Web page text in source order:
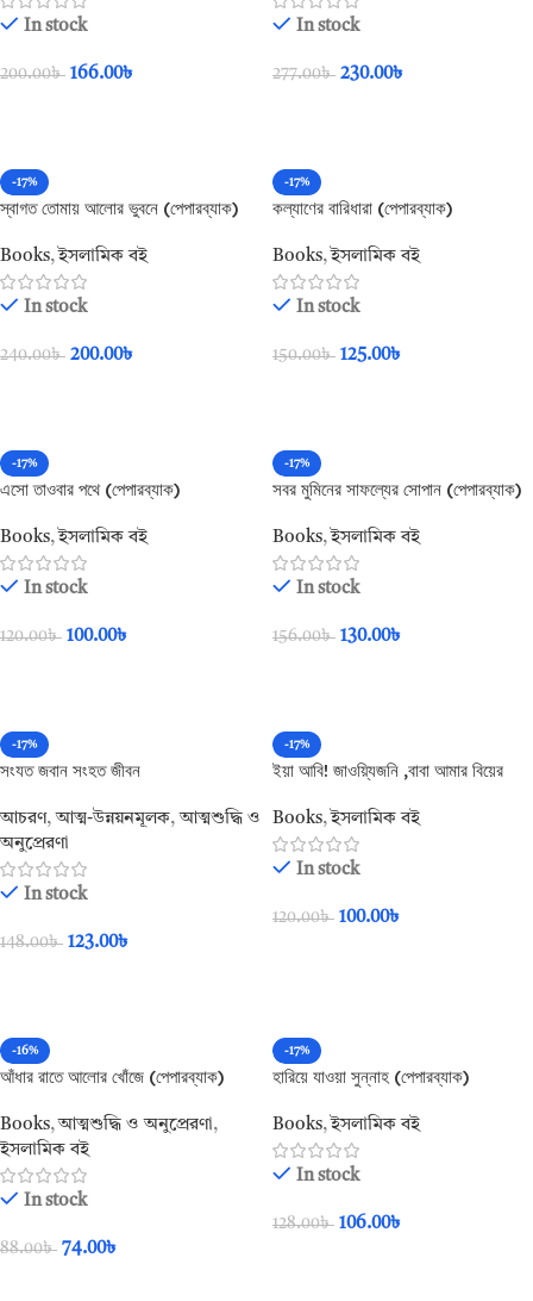
In stock
200.00৳ 166.00৳
In stock
277.00৳ 230.00৳
-17%
স্বাগত তোমায় আলোর ভুবনে (পেপারব্যাক)
Books, ইসলামিক বই
In stock
240.00৳ 200.00৳
-17%
কল্যাণের বারিধারা (পেপারব্যাক)
Books, ইসলামিক বই
In stock
150.00৳ 125.00৳
-17%
এসো তাওবার পথে (পেপারব্যাক)
Books, ইসলামিক বই
In stock
120.00৳ 100.00৳
-17%
সবর মুমিনের সাফল্যের সোপান (পেপারব্যাক)
Books, ইসলামিক বই
In stock
156.00৳ 130.00৳
-17%
সংযত জবান সংহত জীবন
আচরণ, আত্ম-উন্নয়নমূলক, আত্মশুদ্ধি ও
অনুপ্রেরণা
In stock
148.00৳ 123.00৳
-17%
ইয়া আবি! জাওয়্যিজনি ,বাবা আমার বিয়ের
Books, ইসলামিক বই
In stock
120.00৳ 100.00৳
-16%
আঁধার রাতে আলোর খোঁজে (পেপারব্যাক)
Books, আত্মশুদ্ধি ও অনুপ্রেরণা,
ইসলামিক বই
In stock
88.00৳ 74.00৳
-17%
হারিয়ে যাওয়া সুন্নাহ (পেপারব্যাক)
Books, ইসলামিক বই
In stock
128.00৳ 106.00৳